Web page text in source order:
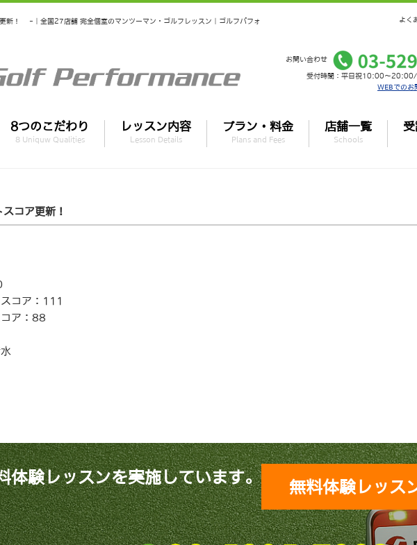
新！ -｜全国27店舗 完全個室のマンツーマン・ゴルフレッスン｜ゴルフパフォ
よく
お問い合わせ
受付時間：平日祝10:00～
WEBでのお
8つのこだわり
8 Uniquw Qualities
レッスン内容
Lesson Details
プラン・料金
Plans and Fees
店舗一覧
Schools
スコア更新！
コア：111
ア：88
体験レッスンを実施しています。
無料体験レッス